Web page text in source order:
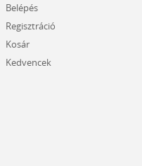
Belépés
Regisztráció
Kosár
Kedvencek